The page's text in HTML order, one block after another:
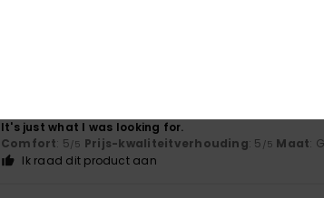
It's just what I was looking for.
Comfort: 5/5 Prijs-kwaliteitverhouding: 5 /5 Maat:
Ik raad dit product aan